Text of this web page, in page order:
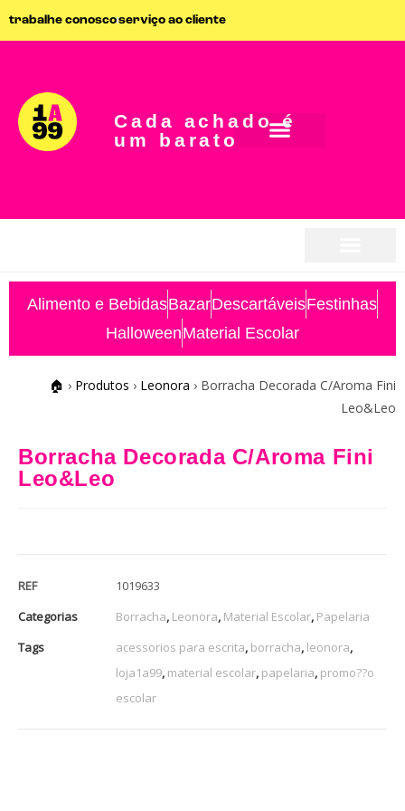
trabalhe conoscoserviço ao cliente
Cada achado é
um barato
Alimento e BebidasBazarDescartáveisFestinhas
HalloweenMaterial Escolar
🏠 › Produtos › Leonora › Borracha Decorada C/Aroma Fini
Leo&Leo
Borracha Decorada C/Aroma Fini
Leo&Leo
REF
1019633
Categorias
Borracha, Leonora, Material Escolar, Papelaria
Tags
acessorios para escrita, borracha, leonora,
loja1a99, material escolar, papelaria, promo??o
escolar